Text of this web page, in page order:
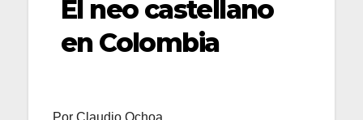
El neo castellano
en Colombia
Por Claudio Ochoa